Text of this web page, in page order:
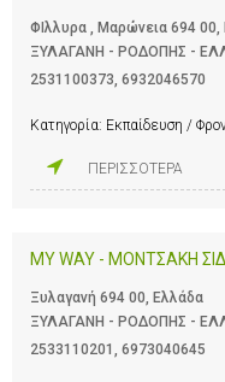
ΦΙλλυρα , Μαρώνεια 694 00,
ΞΥΛΑΓΑΝΗ - ΡΟΔΟΠΗΣ -
2531100373 6932046570
Κατηγορία: Εκπαίδευση /
ΠΕΡΙΣΣΟΤΕΡΑ
MY WAY - ΜΟΝΤΣΑΚΗ
Ξυλαγανή 694 00, Ελλάδα
ΞΥΛΑΓΑΝΗ - ΡΟΔΟΠΗΣ -
2533110201 , 6973040645